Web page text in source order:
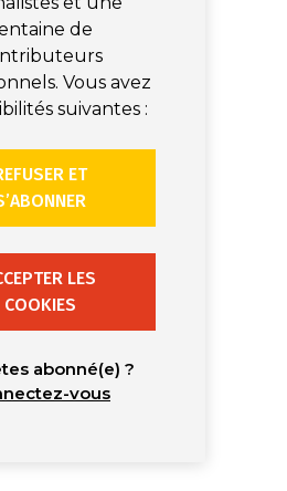
de
Vous avez
suivantes :
ET
LES
COOKIES
abonné(e) ?
vous